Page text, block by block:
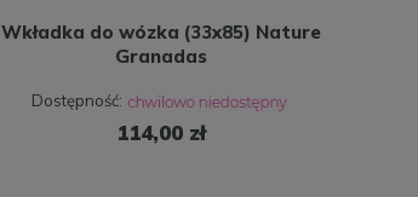
Wkładka do wózka (33x85) Nature
Granadas
Dostępność:
114,00 zł